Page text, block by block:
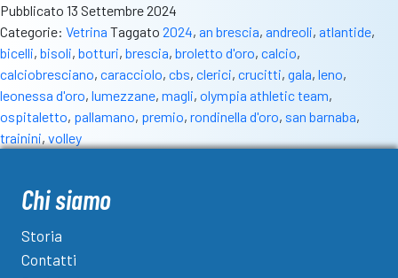
Pubblicato 13 Settembre 2024
Categorie: Vetrina Taggato 2024, an brescia, andreoli, atlantide,
bicelli, bisoli, botturi, brescia, broletto d'oro, calcio,
calciobresciano, caracciolo, cbs, clerici, crucitti, gala, leno,
leonessa d'oro, lumezzane, magli, olympia athletic team,
ospitaletto, pallamano, premio, rondinella d'oro, san barnaba,
trainini, volley
Chi siamo
Storia
Contatti